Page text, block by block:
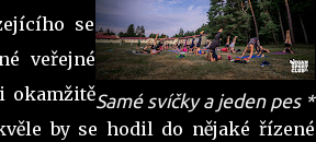
Samé svíčky a jeden pes *
se
veřejné
okamžitě
by se hodil do nějaké řízené